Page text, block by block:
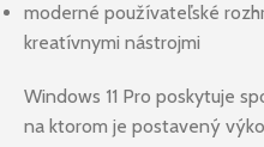
moderné používateľské
kreatívnymi nástrojmi
Windows 11 Pro poskytuje
na ktorom je postavený